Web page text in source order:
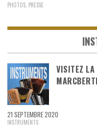
PHOTOS, PRESSE
VISITEZ LA
21 SEPTEMBRE 2020
INSTRUMENTS